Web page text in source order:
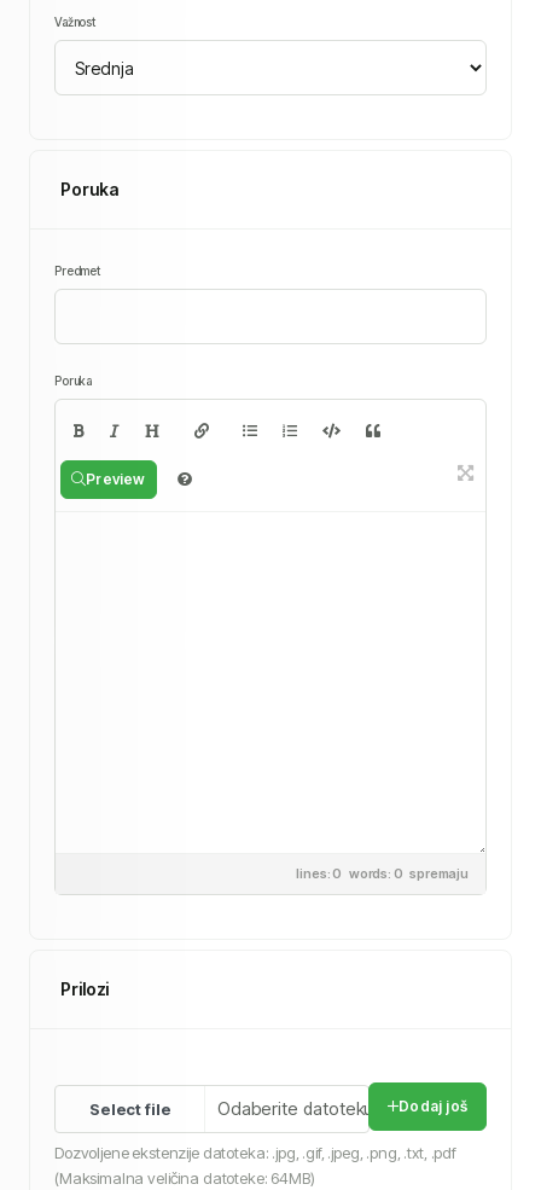
Važnost
Poruka
Predmet
Poruka
Preview
lines: 0 words: 0spremaju
Prilozi
Odaberite datoteku Dodaj još
Dozvoljene ekstenzije datoteka: .jpg, .gif, .jpeg, .png, .txt, .pdf
(Maksimalna veličina datoteke: 64MB)